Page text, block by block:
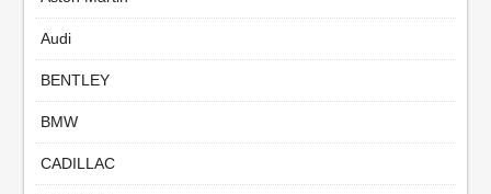
Audi
BENTLEY
BMW
CADILLAC